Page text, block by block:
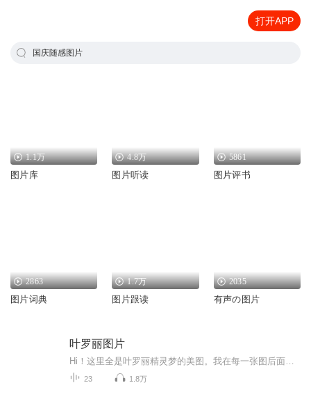
打开APP
国庆随感图片
1.1万
图片库
4.8万
图片听读
5861
图片评书
2863
图片词典
1.7万
图片跟读
2035
有声の图片
叶罗丽图片
23 1.8万